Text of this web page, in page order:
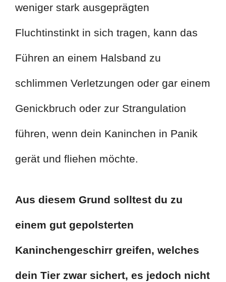
weniger stark ausgeprägten
Fluchtinstinkt in sich tragen, kann das
Führen an einem Halsband zu
schlimmen Verletzungen oder gar einem
Genickbruch oder zur Strangulation
führen, wenn dein Kaninchen in Panik
gerät und fliehen möchte.
Aus diesem Grund solltest du zu
einem gut gepolsterten
Kaninchengeschirr greifen, welches
dein Tier zwar sichert, es jedoch nicht